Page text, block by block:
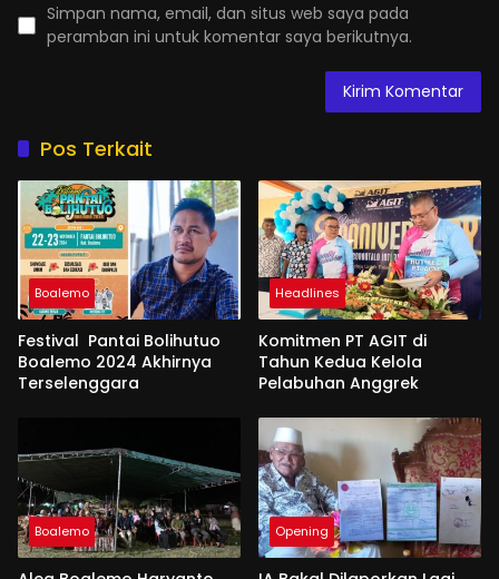
Simpan nama, email, dan situs web saya pada
peramban ini untuk komentar saya berikutnya.
Pos Terkait
Boalemo
Festival Pantai Bolihutuo
Boalemo 2024 Akhirnya
Terselenggara
Headlines
Komitmen PT AGIT di
Tahun Kedua Kelola
Pelabuhan Anggrek
Boalemo Opening